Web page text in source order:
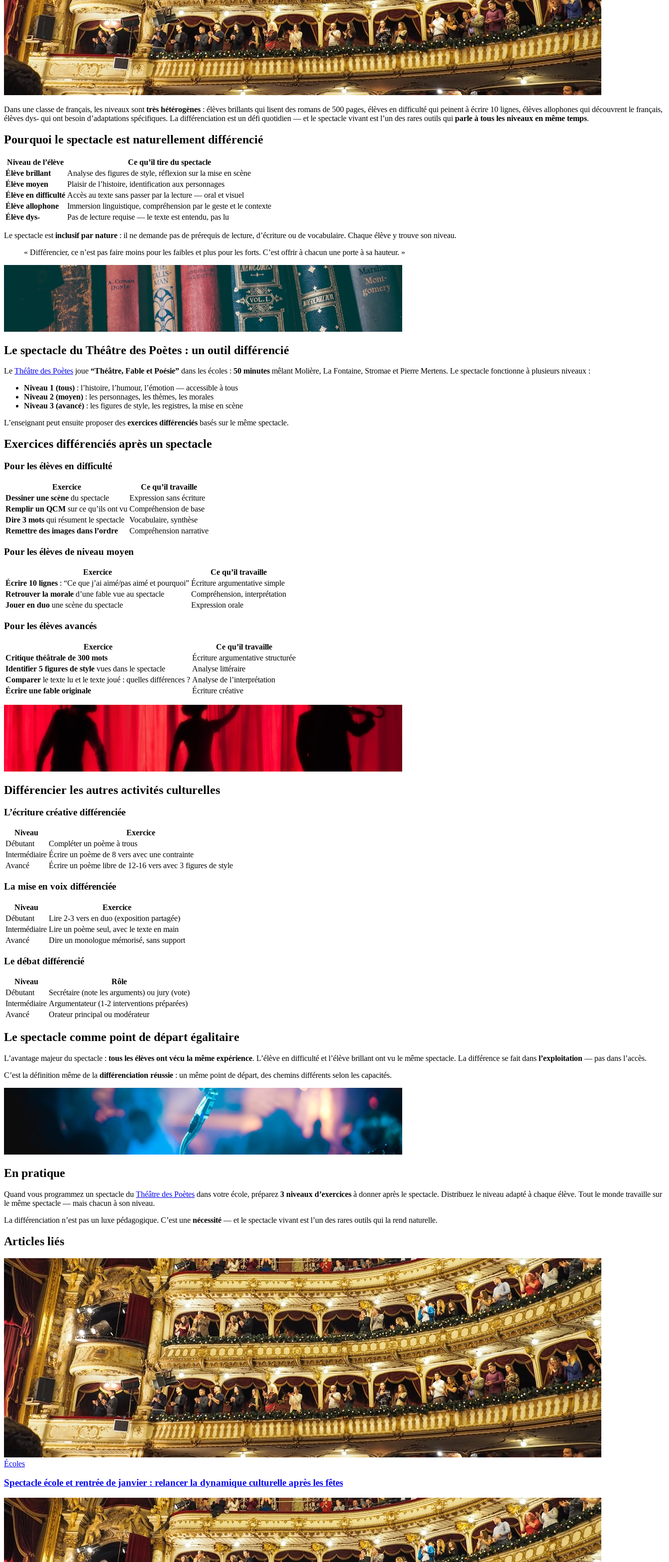
Dans une classe de français, les niveaux sont très hétérogènes : élèves brillants qui lisent des romans de 500 pages, élèves en difficulté qui peinent à écrire 10 lignes, élèves allophones qui découvrent le français,
élèves dys- qui ont besoin d’adaptations spécifiques. La différenciation est un défi quotidien — et le spectacle vivant est l’un des rares outils qui parle à tous les niveaux en même temps.
Pourquoi le spectacle est naturellement différencié
Niveau de l’élève
Ce qu’il tire du spectacle
Élève brillant
Analyse des figures de style, réflexion sur la mise en scène
Élève moyen
Plaisir de l’histoire, identification aux personnages
Élève en difficulté Accès au texte sans passer par la lecture — oral et visuel
Élève allophone
Immersion linguistique, compréhension par le geste et le contexte
Élève dys-
Pas de lecture requise — le texte est entendu, pas lu
Le spectacle est inclusif par nature : il ne demande pas de prérequis de lecture, d’écriture ou de vocabulaire. Chaque élève y trouve son niveau.
« Différencier, ce n’est pas faire moins pour les faibles et plus pour les forts. C’est offrir à chacun une porte à sa hauteur. »
Le spectacle du Théâtre des Poètes : un outil différencié
Le Théâtre des Poètes joue “Théâtre, Fable et Poésie” dans les écoles : 50 minutes mêlant Molière, La Fontaine, Stromae et Pierre Mertens. Le spectacle fonctionne à plusieurs niveaux :
Niveau 1 (tous) : l’histoire, l’humour, l’émotion — accessible à tous
Niveau 2 (moyen) : les personnages, les thèmes, les morales
Niveau 3 (avancé) : les figures de style, les registres, la mise en scène
L’enseignant peut ensuite proposer des exercices différenciés basés sur le même spectacle.
Exercices différenciés après un spectacle
Pour les élèves en difficulté
Exercice
Ce qu’il travaille
Dessiner une scène du spectacle
Expression sans écriture
Remplir un QCM sur ce qu’ils ont vu Compréhension de base
Dire 3 mots qui résument le spectacle Vocabulaire, synthèse
Remettre des images dans l’ordre
Compréhension narrative
Pour les élèves de niveau moyen
Exercice
Ce qu’il travaille
Écrire 10 lignes : “Ce que j’ai aimé/pas aimé et pourquoi” Écriture argumentative simple
Retrouver la morale d’une fable vue au spectacle
Compréhension, interprétation
Jouer en duo une scène du spectacle Expression orale
Pour les élèves avancés
Exercice
Ce qu’il travaille
Critique théâtrale de 300 mots
Écriture argumentative structurée
Identifier 5 figures de style vues dans le spectacle
Analyse littéraire
Comparer le texte lu et le texte joué : quelles différences ? Analyse de l’interprétation
Écrire une fable originale
Écriture créative
Différencier les autres activités culturelles
L’écriture créative différenciée
Niveau
Exercice
Débutant
Compléter un poème à trous
Intermédiaire Écrire un poème de 8 vers avec une contrainte
Avancé
Écrire un poème libre de 12-16 vers avec 3 figures de style
La mise en voix différenciée
Niveau
Exercice
Débutant
Lire 2-3 vers en duo (exposition partagée)
Intermédiaire Lire un poème seul, avec le texte en main
Avancé
Dire un monologue mémorisé, sans support
Le débat différencié
Niveau
Rôle
Débutant
Secrétaire (note les arguments) ou jury (vote)
Intermédiaire Argumentateur (1-2 interventions préparées)
Avancé
Orateur principal ou modérateur
Le spectacle comme point de départ égalitaire
L’avantage majeur du spectacle : tous les élèves ont vécu la même expérience. L’élève en difficulté et l’élève brillant ont vu le même spectacle. La différence se fait dans l’exploitation — pas dans l’accès.
C’est la définition même de la différenciation réussie : un même point de départ, des chemins différents selon les capacités.
En pratique
Quand vous programmez un spectacle du Théâtre des Poètes dans votre école, préparez 3 niveaux d’exercices à donner après le spectacle. Distribuez le niveau adapté à chaque élève. Tout le monde travaille sur
le même spectacle — mais chacun à son niveau.
La différenciation n’est pas un luxe pédagogique. C’est une nécessité — et le spectacle vivant est l’un des rares outils qui la rend naturelle.
Articles liés
Écoles
Spectacle école et rentrée de janvier : relancer la dynamique culturelle après les fêtes